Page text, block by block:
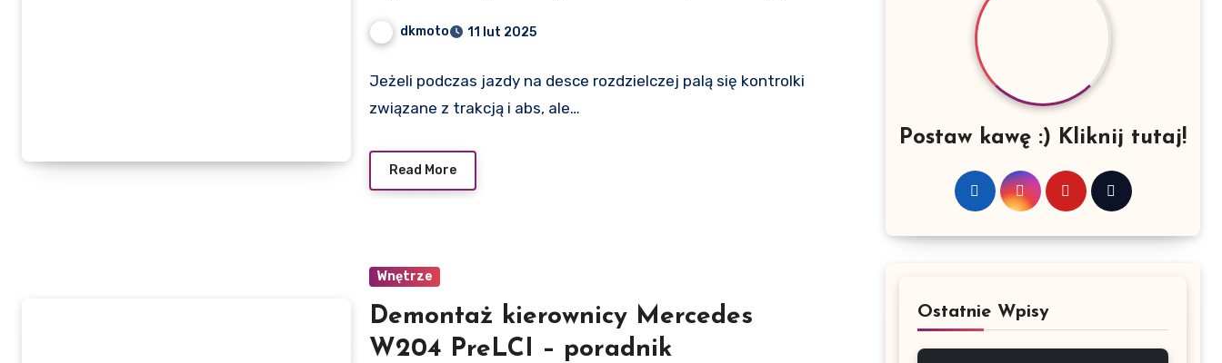
dkmoto 11 lut 2025
Jeżeli podczas jazdy na desce rozdzielczej palą się kontrolki
związane z trakcją i abs, ale…
Read More
Wnętrze
Demontaż kierownicy Mercedes
W204 PreLCI – poradnik
Postaw kawę :) Kliknij tutaj!
Ostatnie Wpisy